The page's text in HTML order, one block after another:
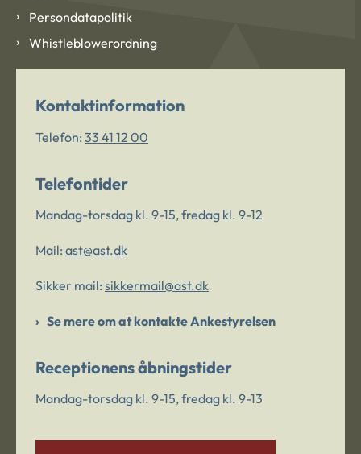
Persondatapolitik
Whistleblowerordning
Kontaktinformation
Telefon: 33 41 12 00
Telefontider
Mandag-torsdag kl. 9-15, fredag kl. 9-12
Mail: ast@ast.dk
Sikker mail: sikkermail@ast.dk
Se mere om at kontakte Ankestyrelsen
Receptionens åbningstider
Mandag-torsdag kl. 9-15, fredag kl. 9-13